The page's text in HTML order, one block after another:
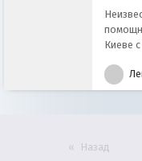
Киеве
Назад